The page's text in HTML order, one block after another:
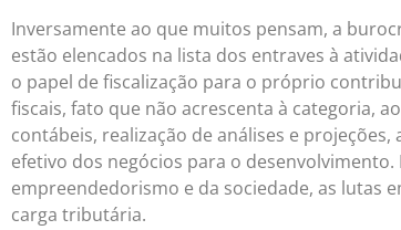
Inversamente ao que muitos pensam, a
estão elencados na lista dos entraves à
o papel de fiscalização para o próprio
fiscais, fato que não acrescenta à categoria,
contábeis, realização de análises e
efetivo dos negócios para o
empreendedorismo e da sociedade, as lutas
carga tributária.